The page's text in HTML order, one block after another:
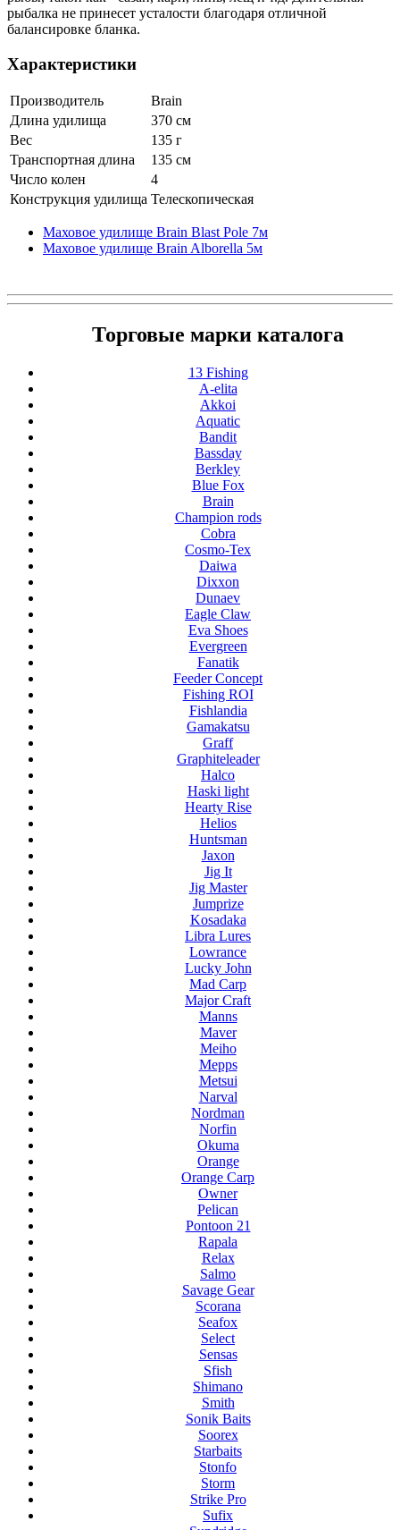
рыбалка не принесет усталости благодаря отличной
балансировке бланка.
Характеристики
Производитель
Brain
Длина удилища
370 см
Вес
135 г
Транспортная длина
135 см
Число колен
4
Конструкция удилища Телескопическая
Маховое удилище Brain Blast Pole 7м
Маховое удилище Brain Alborella 5м
Торговые марки каталога
13 Fishing
A-elita
Akkoi
Aquatic
Bandit
Bassday
Berkley
Blue Fox
Brain
Champion rods
Cobra
Cosmo-Tex
Daiwa
Dixxon
Dunaev
Eagle Claw
Eva Shoes
Evergreen
Fanatik
Feeder Concept
Fishing ROI
Fishlandia
Gamakatsu
Graff
Graphiteleader
Halco
Haski light
Hearty Rise
Helios
Huntsman
Jaxon
Jig It
Jig Master
Jumprize
Kosadaka
Libra Lures
Lowrance
Lucky John
Mad Carp
Major Craft
Manns
Maver
Meiho
Mepps
Metsui
Narval
Nordman
Norfin
Okuma
Orange
Orange Carp
Owner
Pelican
Pontoon 21
Rapala
Relax
Salmo
Savage Gear
Scorana
Seafox
Select
Sensas
Sfish
Shimano
Smith
Sonik Baits
Soorex
Starbaits
Stonfo
Storm
Strike Pro
Sufix